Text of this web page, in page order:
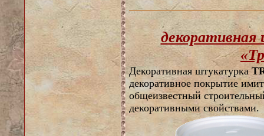
Декоративная штукатурка
декоративное покрытие
общеизвестный
декоративными свойствами.